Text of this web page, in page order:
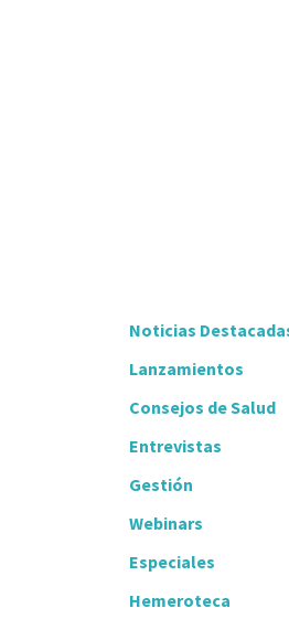
Noticias
Lanzamientos
Consejos de Salud
Entrevistas
Gestión
Webinars
Especiales
Hemeroteca